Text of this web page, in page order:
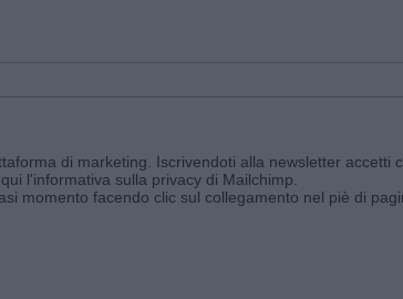
di marketing. Iscrivendoti alla newsletter accetti
l'informativa sulla privacy di Mailchimp
momento facendo clic sul collegamento nel piè di